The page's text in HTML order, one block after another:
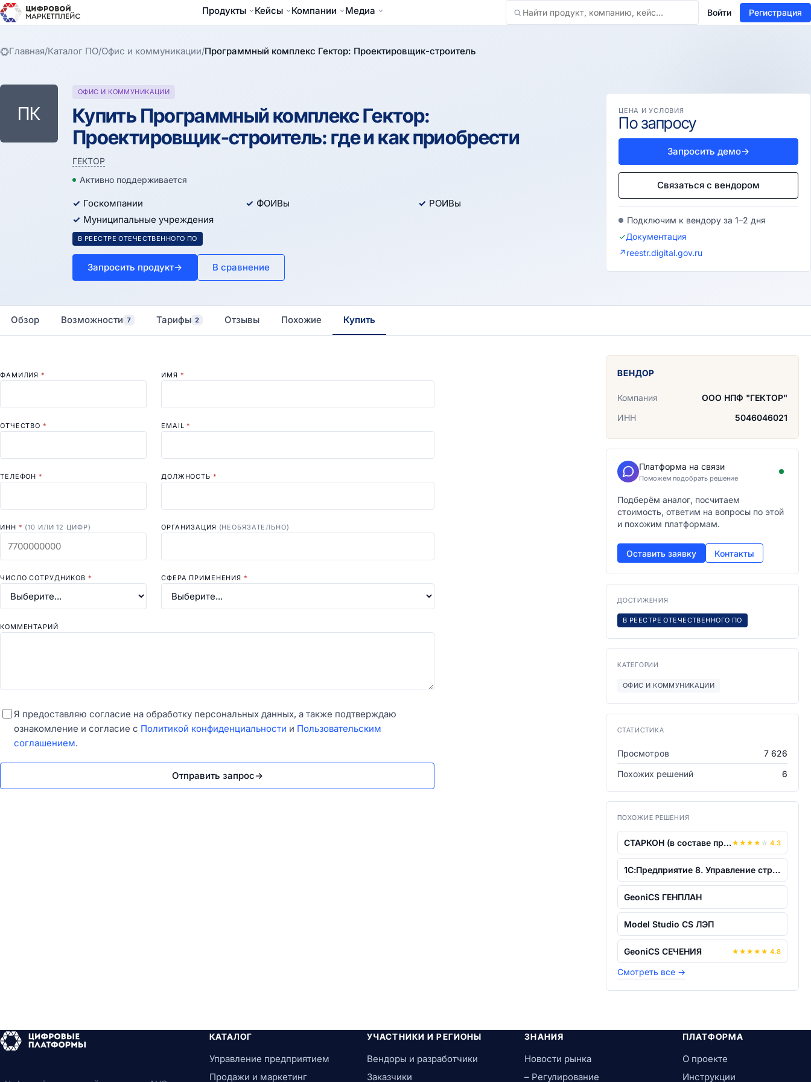
Продукты Кейсы Компании Медиа
Найти Войти Регистрация
Главная/Каталог ПО/Офис и коммуникации/Программный комплекс Гектор: Проектировщик-строитель
ПК
ОФИС И КОММУНИКАЦИИ
Купить Программный комплекс Гектор:
Проектировщик-строитель: где и как приобрести
ГЕКТОР
Активно поддерживается
Госкомпании ФОИВы
РОИВы
Муниципальные учреждения
В РЕЕСТРЕ ОТЕЧЕСТВЕННОГО ПО
Запросить продукт→ В сравнение
ЦЕНА И УСЛОВИЯ
По запросу
Запросить демо→
Связаться с вендором
Подключим к вендору за 1–2 дня
✓Документация
↗reestr.digital.gov.ru
Обзор Возможности 7 Тарифы 2 Отзывы Похожие Купить
ФАМИЛИЯ* ИМЯ *
ОТЧЕСТВО * EMAIL*
ТЕЛЕФОН* ДОЛЖНОСТЬ *
ИНН * (10 ИЛИ 12 ЦИФР) ОРГАНИЗАЦИЯ (НЕОБЯЗАТЕЛЬНО)
ЧИСЛО СОТРУДНИКОВ * СФЕРА ПРИМЕНЕНИЯ *
КОММЕНТАРИЙ
Я предоставляю согласие на обработку персональных данных, а также подтверждаю
ознакомление и согласие с Политикой конфиденциальности и Пользовательским
соглашением.
Отправить запрос→
ВЕНДОР
Компания
ООО НПФ "ГЕКТОР"
ИНН
5046046021
Платформа на связи
Поможем подобрать решение
Подберём аналог, посчитаем
стоимость, ответим на вопросы по этой
и похожим платформам.
Оставить заявку Контакты
ДОСТИЖЕНИЯ
В РЕЕСТРЕ ОТЕЧЕСТВЕННОГО ПО
КАТЕГОРИИ
ОФИС И КОММУНИКАЦИИ
СТАТИСТИКА
Просмотров
7 626
Похожих решений
6
ПОХОЖИЕ РЕШЕНИЯ
СТАРКОН (в составе программ STARK ES,...★ ★ ★ ★ ☆ 4.3
1С:Предприятие 8. Управление строитель...
GeoniCS ГЕНПЛАН
Model Studio CS ЛЭП
GeoniCS СЕЧЕНИЯ ★ ★ ★ ★ ★ 4.8
Смотреть все →
КАТАЛОГ
Управление предприятием
Продажи и маркетинг
УЧАСТНИКИ И РЕГИОНЫ
Вендоры и разработчики
Заказчики
ЗНАНИЯ
Новости рынка
– Регулирование
ПЛАТФОРМА
О проекте
Инструкции